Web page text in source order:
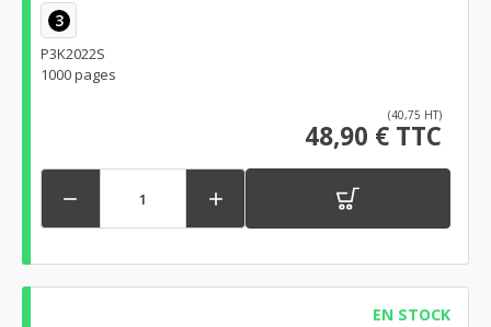
3
P3K2022S
1000 pages
(40,75 HT)
48,90 € TTC
 
EN STOCK